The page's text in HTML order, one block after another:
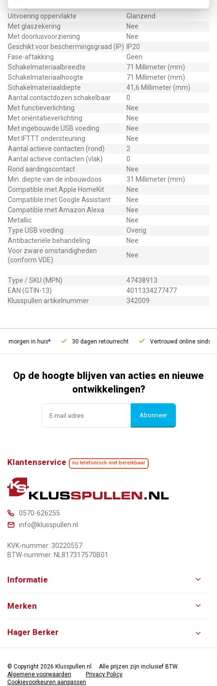
Transparant
Uitvoering oppervlakte
Glanzend
Met glaszekering
Nee
Met doorlusvoorziening
Nee
Geschikt voor beschermingsgraad (IP)
IP20
Fase-aftakking
Geen
Schakelmateriaalbreedte
71 Millimeter (mm)
Schakelmateriaalhoogte
71 Millimeter (mm)
Schakelmateriaaldiepte
41,6 Millimeter (mm)
Aantal contactdozen schakelbaar
0
Met functieverlichting
Nee
Met oriëntatieverlichting
Nee
Met ingebouwde USB voeding
Nee
Met IFTTT ondersteuning
Nee
Aantal actieve contacten (rond)
2
Aantal actieve contacten (vlak)
0
Rond aardingscontact
Nee
Min. diepte van de inbouwdoos
31 Millimeter (mm)
Compatible met Apple HomeKit
Nee
Compatible met Google Assistant
Nee
Compatible met Amazon Alexa
Nee
Metallic
Nee
Type USB voeding
Overig
Antibacteriële behandeling
Nee
Voor zware omstandigheden
(conform VDE)
Nee
Type / SKU (MPN)
47438913
EAN (GTIN-13)
4011334277477
Klusspullen artikelnummer
342009
morgen in huis* 30 dagen retourrecht Vertrouwd online sinds
Op de hoogte blijven van acties en nieuwe
ontwikkelingen?
Abonneer
Klantenservice nu telefonisch niet bereikbaar
0570-626255
info@klusspullen.nl
KVK-nummer: 30220557
BTW-nummer: NL817317570B01
Informatie
Merken
Hager Berker
© Copyright 2026 Klusspullen.nl
Alle prijzen zijn inclusief BTW.
Algemene voorwaarden
Privacy Policy
Cookievoorkeuren aanpassen